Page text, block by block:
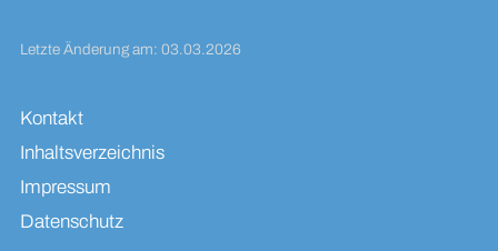
Letzte Änderung am: 03.03.2026
Kontakt
Inhaltsverzeichnis
Impressum
Datenschutz